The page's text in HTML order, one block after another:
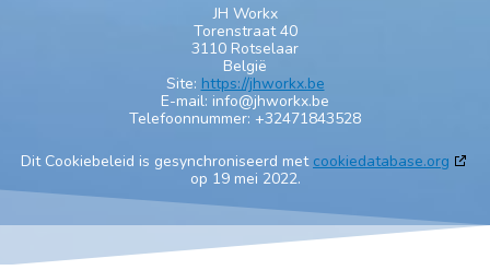
JH Workx
Torenstraat 40
3110 Rotselaar
België
Site: https://jhworkx.be
E-mail: info@jhworkx.be
Telefoonnummer: +32471843528
Dit Cookiebeleid is gesynchroniseerd met cookiedatabase.org
op 19 mei 2022.